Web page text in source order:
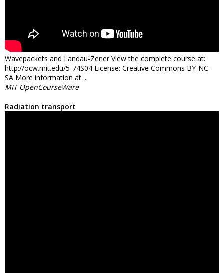
Wavepackets and Landau-Zener View the complete course at:
http://ocw.mit.edu/5-74S04 License: Creative Commons BY-NC-
SA More information at ...
MIT OpenCourseWare
Radiation transport